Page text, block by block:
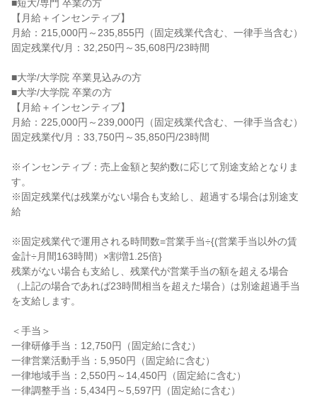
■短大/専門 卒業の方
【月給＋インセンティブ】
月給：215,000円～235,855円（固定残業代含む、一律手当含む）
固定残業代/月：32,250円～35,608円/23時間
■大学/大学院 卒業見込みの方
■大学/大学院 卒業の方
【月給＋インセンティブ】
月給：225,000円～239,000円（固定残業代含む、一律手当含む）
固定残業代/月：33,750円～35,850円/23時間
※インセンティブ：売上金額と契約数に応じて別途支給となりま
す。
※固定残業代は残業がない場合も支給し、超過する場合は別途支
給
※固定残業代で運用される時間数=営業手当÷{(営業手当以外の賃
金計÷月間163時間）×割増1.25倍}
残業がない場合も支給し、残業代が営業手当の額を超える場合
（上記の場合であれば23時間相当を超えた場合）は別途超過手当
を支給します。
＜手当＞
一律研修手当：12,750円（固定給に含む）
一律営業活動手当：5,950円（固定給に含む）
一律地域手当：2,550円～14,450円（固定給に含む）
一律調整手当：5,434円～5,597円（固定給に含む）